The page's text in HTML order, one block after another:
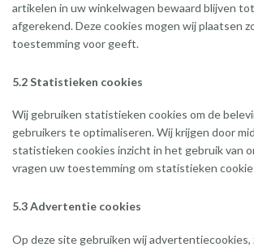
artikelen in uw winkelwagen bewaard blijven
afgerekend. Deze cookies mogen wij plaatsen
toestemming voor geeft.
5.2 Statistieken cookies
Wij gebruiken statistieken cookies om de
gebruikers te optimaliseren. Wij krijgen door
statistieken cookies inzicht in het gebruik van
vragen uw toestemming om statistieken
5.3 Advertentie cookies
Op deze site gebruiken wij